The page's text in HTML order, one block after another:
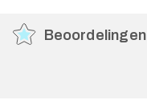
Beoordelingen